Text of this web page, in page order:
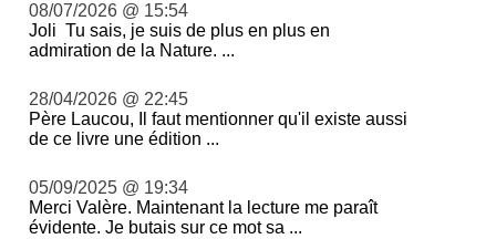
08/07/2026 @ 15:54
Joli Tu sais, je suis de plus en plus en
admiration de la Nature. ...
28/04/2026 @ 22:45
Père Laucou, Il faut mentionner qu'il existe aussi
de ce livre une édition ...
05/09/2025 @ 19:34
Merci Valère. Maintenant la lecture me paraît
évidente. Je butais sur ce mot sa ...